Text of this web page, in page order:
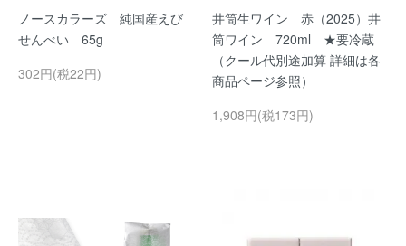
ノースカラーズ 純国産えび
せんべい 65g
302円(税22円)
井筒生ワイン 赤（2025）井
筒ワイン 720ml ★要冷蔵
（クール代別途加算 詳細は各
商品ページ参照）
1,908円(税173円)